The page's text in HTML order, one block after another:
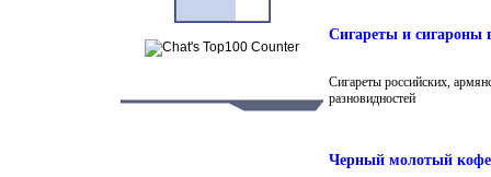
Сигареты и сигароны
Сигареты российских,
разновидностей
Черный молотый